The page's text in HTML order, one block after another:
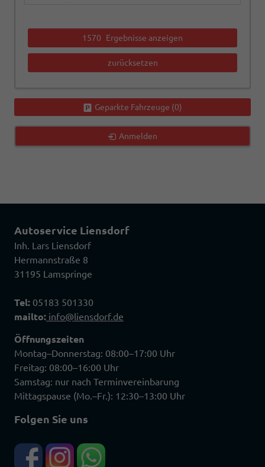
1570 Ergebnisse anzeigen
zurücksetzen
Geparkte Fahrzeuge (0)
Anmelden
Autoservice Liensdorf
Inh. Lars Liensdorf
Hermannstraße 8
31195 Lamspringe
Tel: 05183 501330
mailto: info@liensdorf.de
Öffnungszeiten
Montag–Donnerstag: 08:00–17:00 Uhr
Freitag: 08:00–16:00 Uhr
Samstag: nur nach Terminvereinbarung
Mittagspause (Mo.–Fr.): 12:30–13:00 Uhr
Folgen Sie uns